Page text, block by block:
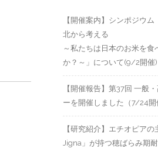
【開催案内】シンポジウ
北から考える
～私たちは日本のお米を食
か？～」について(9/2開催)
【開催報告】第37回 一般
ーを開催しました（7/24開
【研究紹介】エチオピア
Jigna」が持つ穂ばらみ期